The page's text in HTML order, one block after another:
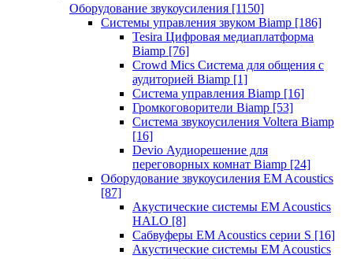
Оборудование звукоусиления [1150]
Системы управления звуком Biamp [186]
Tesira Цифровая медиаплатформа
Biamp [76]
Crowd Mics Система для общения с
аудиторией Biamp [1]
Система управления Biamp [16]
Громкоговорители Biamp [53]
Система звукоусиления Voltera Biamp
[16]
Devio Аудиорешение для
переговорных комнат Biamp [24]
Оборудование звукоусиления EM Acoustics
[87]
Акустические системы EM Acoustics
HALO [8]
Сабвуферы EM Acoustics серии S [16]
Акустические системы EM Acoustics